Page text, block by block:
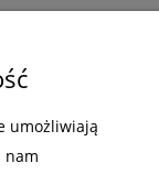
umożliwiają
nam